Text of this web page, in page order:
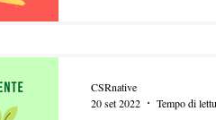
CSRnative
20 set 2022
Tempo di